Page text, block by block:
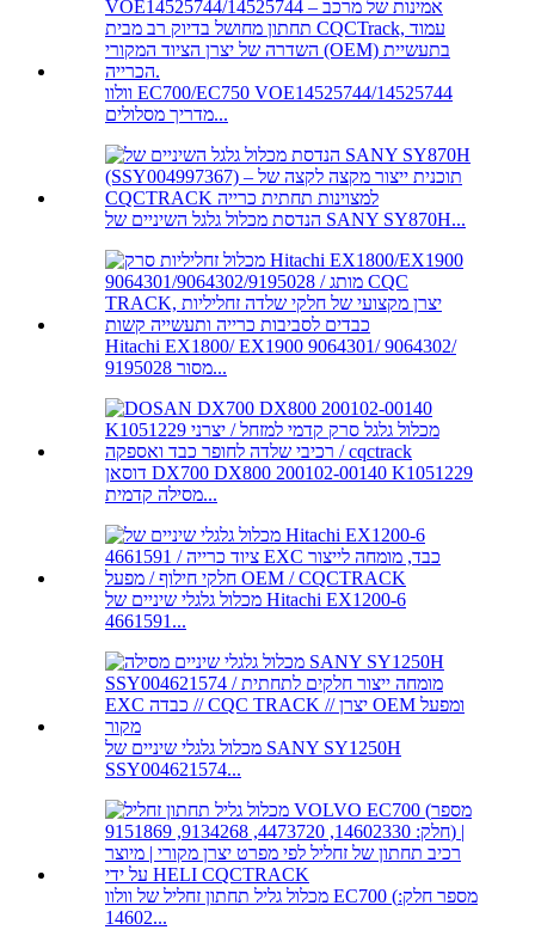
וולוו EC700/EC750 VOE14525744/14525744
מדריך מסלולים...
הנדסת מכלול גלגל השיניים של SANY SY870H...
Hitachi EX1800/ EX1900 9064301/ 9064302/
9195028 מסור...
דוסאן DX700 DX800 200102-00140 K1051229
מסילה קדמית...
מכלול גלגלי שיניים של Hitachi EX1200-6
4661591...
מכלול גלגלי שיניים של SANY SY1250H
SSY004621574...
מכלול גליל תחתון זחליל של וולוו EC700 (מספר חלק:
14602...